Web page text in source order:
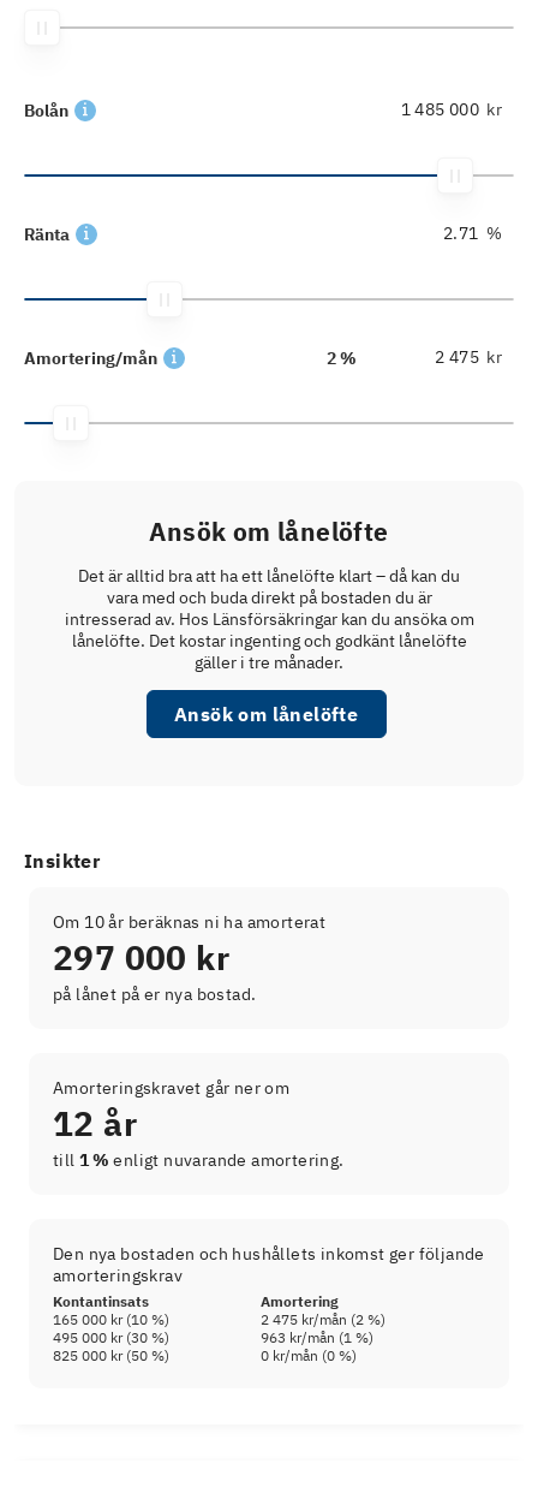
Bolån kr
Ränta %
Amortering/mån 2 % kr
Ansök om lånelöfte
Det är alltid bra att ha ett lånelöfte klart – då kan du
vara med och buda direkt på bostaden du är
intresserad av. Hos Länsförsäkringar kan du ansöka om
lånelöfte. Det kostar ingenting och godkänt lånelöfte
gäller i tre månader.
Ansök om lånelöfte
Insikter
Om 10 år beräknas ni ha amorterat
297 000 kr
på lånet på er nya bostad.
Amorteringskravet går ner om
12 år
till 1 % enligt nuvarande amortering.
Den nya bostaden och hushållets inkomst ger följande
amorteringskrav
Kontantinsats
Amortering
165 000 kr(10 %) 2 475 kr/mån (2 %)
495 000 kr(30 %) 963 kr/mån (1 %)
825 000 kr(50 %) 0 kr/mån (0 %)